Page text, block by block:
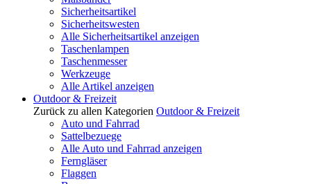
Sicherheitsartikel
Sicherheitswesten
Alle Sicherheitsartikel anzeigen
Taschenlampen
Taschenmesser
Werkzeuge
Alle Artikel anzeigen
Outdoor & Freizeit
Zurück zu allen Kategorien Outdoor & Freizeit
Auto und Fahrrad
Sattelbezuege
Alle Auto und Fahrrad anzeigen
Ferngläser
Flaggen